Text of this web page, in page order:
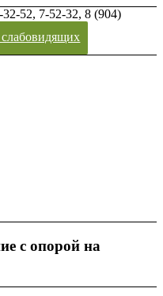
52, 7-52-32, 8 (904)
с опорой на